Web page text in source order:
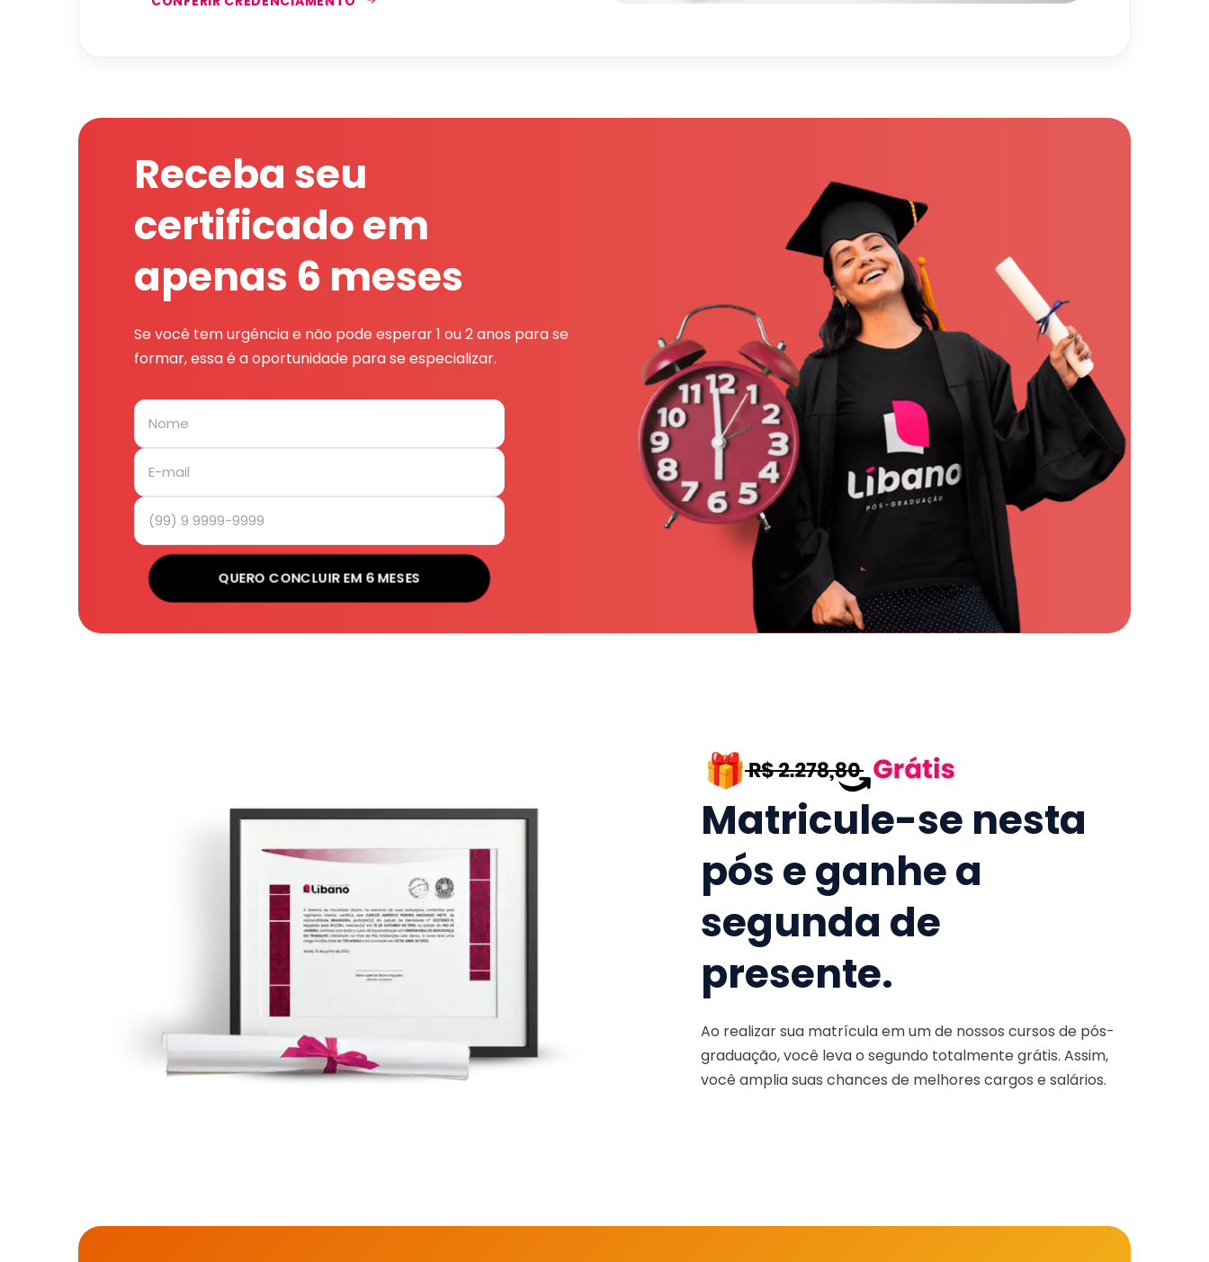
Receba seu
certificado em
apenas 6 meses
Se você tem urgência e não pode esperar 1 ou 2 anos para se
formar, essa é a oportunidade para se especializar.
QUERO CONCLUIR EM 6 MESES
Matricule-se nesta
pós e ganhe a
segunda de
presente.
Ao realizar sua matrícula em um de nossos cursos de pós-
graduação, você leva o segundo totalmente grátis. Assim,
você amplia suas chances de melhores cargos e salários.